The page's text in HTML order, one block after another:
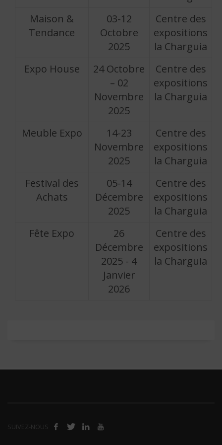
Maison &
Tendance
03-12
Octobre
2025
Centre des
expositions
la Charguia
Expo House
24 Octobre
– 02
Novembre
2025
Centre des
expositions
la Charguia
Meuble Expo
14-23
Novembre
2025
Centre des
expositions
la Charguia
Festival des
Achats
05-14
Décembre
2025
Centre des
expositions
la Charguia
Fête Expo
26
Décembre
2025 - 4
Janvier
2026
Centre des
expositions
la Charguia
SUIVEZ-NOUS